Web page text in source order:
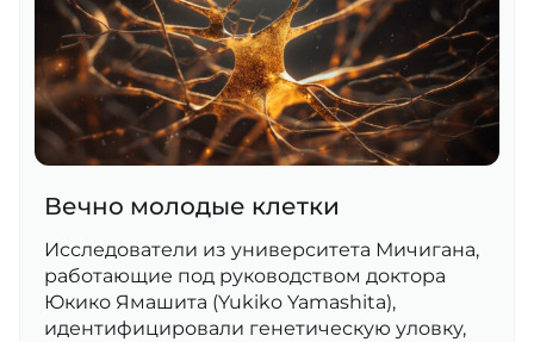
Вечно молодые клетки
Исследователи из университета Мичигана,
работающие под руководством доктора
Юкико Ямашита (Yukiko Yamashita),
идентифицировали генетическую уловку,